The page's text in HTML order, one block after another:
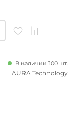
В наличии 100 шт.
AURA Technology